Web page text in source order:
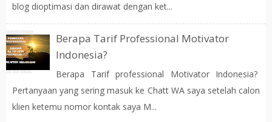
blog dioptimasi dan dirawat dengan ket...
Berapa Tarif Professional Motivator
Indonesia?
Berapa Tarif professional Motivator Indonesia?
Pertanyaan yang sering masuk ke Chatt WA saya setelah calon
klien ketemu nomor kontak saya M...